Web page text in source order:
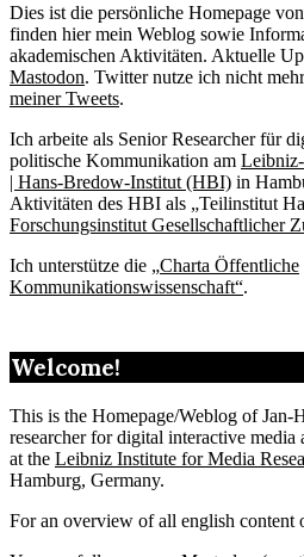
Dies ist die persönliche Homepage
finden hier mein Weblog sowie
akademischen Aktivitäten. Aktuelle
Mastodon. Twitter nutze ich nicht
meiner Tweets.
Ich arbeite als Senior Researcher für
politische Kommunikation am
| Hans-Bredow-Institut (HBI) in
Aktivitäten des HBI als „Teilinstitut
Forschungsinstitut Gesellschaftlicher
Ich unterstütze die „Charta Öffentliche
Kommunikationswissenschaft“.
Welcome!
This is the Homepage/Weblog of Jan-
researcher for digital interactive
at the Leibniz Institute for Media
Hamburg, Germany.
For an overview of all english content